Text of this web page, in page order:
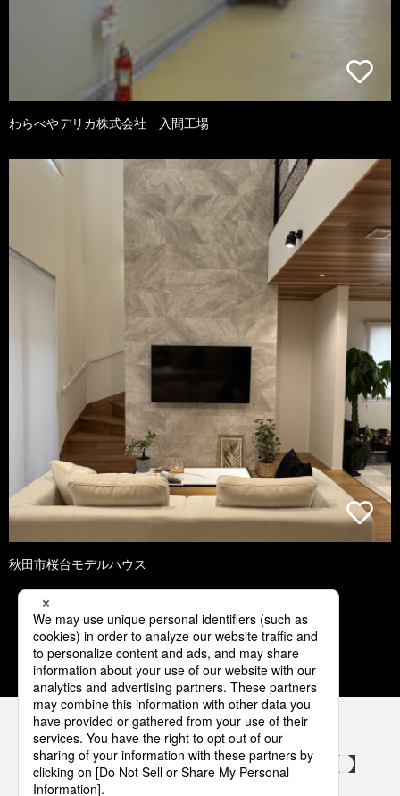
わらべやデリカ株式会社 入間工場
秋田市桜台モデルハウス
1 2 3 4 5
パナソニックの電気設備 SNSアカウント